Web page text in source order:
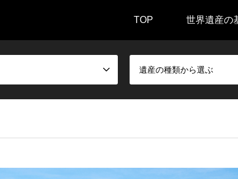
TOP 世界遺産の
遺産の種類から選ぶ